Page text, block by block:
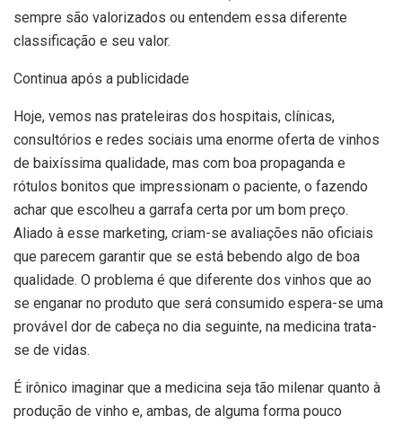
sempre são valorizados ou entendem essa diferente
classificação e seu valor.
Continua após a publicidade
Hoje, vemos nas prateleiras dos hospitais, clínicas,
consultórios e redes sociais uma enorme oferta de vinhos
de baixíssima qualidade, mas com boa propaganda e
rótulos bonitos que impressionam o paciente, o fazendo
achar que escolheu a garrafa certa por um bom preço.
Aliado à esse marketing, criam-se avaliações não oficiais
que parecem garantir que se está bebendo algo de boa
qualidade. O problema é que diferente dos vinhos que ao
se enganar no produto que será consumido espera-se uma
provável dor de cabeça no dia seguinte, na medicina trata-
se de vidas.
É irônico imaginar que a medicina seja tão milenar quanto à
produção de vinho e, ambas, de alguma forma pouco